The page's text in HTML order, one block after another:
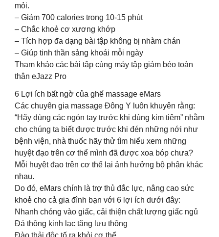
mỏi.
– Giảm 700 calories trong 10-15 phút
– Chắc khoẻ cơ xương khớp
– Tích hợp đa dạng bài tập không bị nhàm chán
– Giúp tinh thần sảng khoái mỗi ngày
Tham khảo các bài tập cùng máy tập giảm béo toàn
thân eJazz Pro
6 Lợi ích bất ngờ của ghế massage eMars
Các chuyên gia massage Đông Y luôn khuyên rằng:
“Hãy dùng các ngón tay trước khi dùng kim tiêm” nhằm
cho chúng ta biết được trước khi đén những nới như
bệnh viện, nhà thuốc hãy thử tìm hiểu xem những
huyệt đạo trên cơ thể mình đã được xoa bóp chưa?
Mỗi huyệt đạo trên cơ thể lại ảnh hưởng bộ phận khác
nhau.
Do đó, eMars chính là trợ thủ đắc lực, nâng cao sức
khoẻ cho cả gia đình bạn với 6 lợi ích dưới đây:
Nhanh chóng vào giấc, cải thiện chất lượng giấc ngủ
Đả thông kinh lạc tăng lưu thông
Đào thải độc tố ra khỏi cơ thể